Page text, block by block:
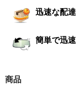
迅速な配達
簡単で迅
商品